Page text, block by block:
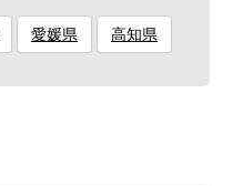
愛媛県 高知県